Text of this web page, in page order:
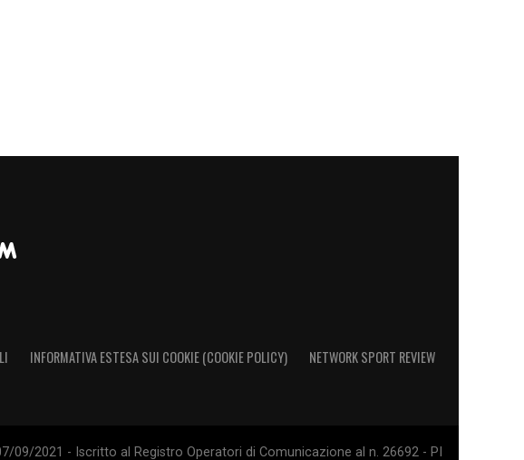
o
INFORMATIVA ESTESA SUI COOKIE (COOKIE POLICY) NETWORK SPORT REVIEW
2021 - Iscritto al Registro Operatori di Comunicazione al n. 26692 - PI